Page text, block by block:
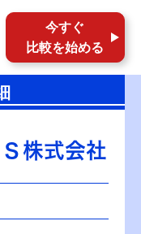
今すぐ
比較を始める
株式会社